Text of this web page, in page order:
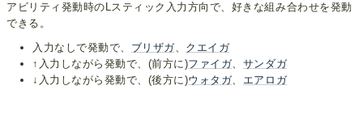
アビリティ発動時のLスティック入力方向で、好きな組み合わせを発動
できる。
入力なしで発動で、 ブリザガ、 クエイガ
↑入力しながら発動で、(前方に)ファイガ、 サンダガ
↓入力しながら発動で、(後方に)ウォタガ、 エアロガ